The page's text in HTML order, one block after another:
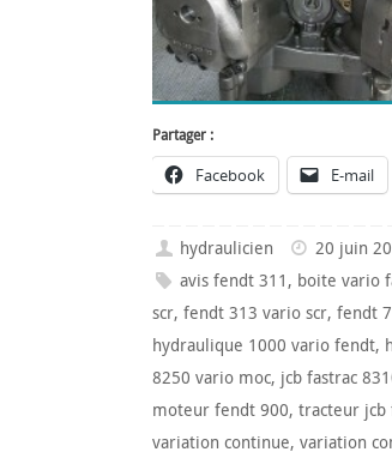
Partager :
Facebook E-mail
hydraulicien 20 juin
avis fendt 311 , boite vario
scr, fendt 313 vario scr, fendt
hydraulique 1000 vario fendt,
8250 vario moc, jcb fastrac
moteur fendt 900, tracteur jcb
variation continue, variation